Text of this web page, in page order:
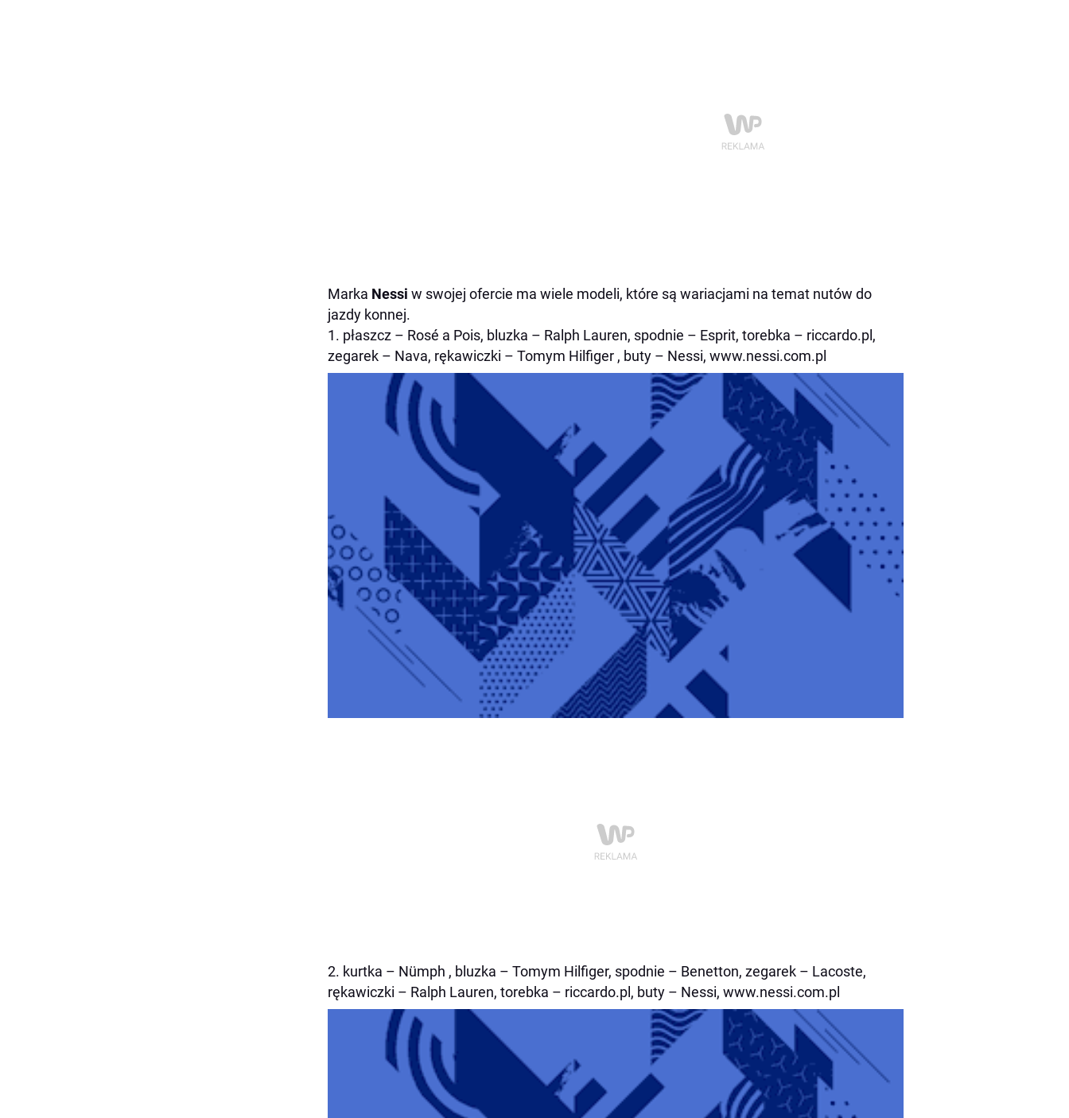
Marka Nessi w swojej ofercie ma wiele modeli, które są wariacjami na temat nutów do
jazdy konnej.
1. płaszcz – Rosé a Pois, bluzka – Ralph Lauren, spodnie – Esprit, torebka – riccardo.pl,
zegarek – Nava, rękawiczki – Tomym Hilfiger , buty – Nessi, www.nessi.com.pl
2. kurtka – Nümph , bluzka – Tomym Hilfiger, spodnie – Benetton, zegarek – Lacoste,
rękawiczki – Ralph Lauren, torebka – riccardo.pl, buty – Nessi, www.nessi.com.pl